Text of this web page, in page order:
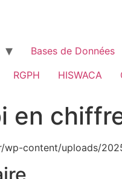
Bases de Données
RGPH HISWACA
en
wp-content/uploads/